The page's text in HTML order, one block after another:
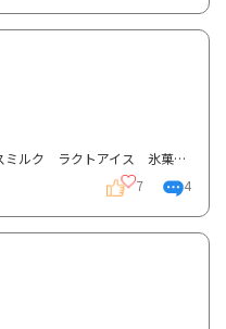
夏のアイス🍨〜アイスクリーム アイスミルク ラクトアイス 氷菓 ソフトクリーム ジェラートの違い...
7 4